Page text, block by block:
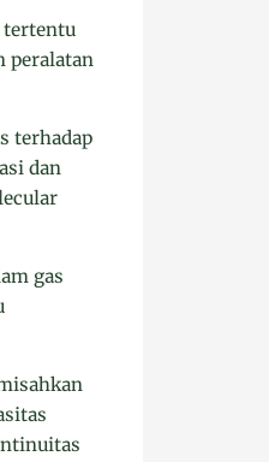
tertentu
peralatan
terhadap
dan
gas